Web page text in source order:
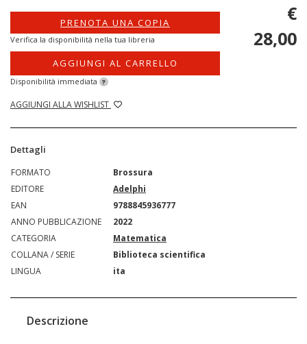
PRENOTA UNA COPIA
Verifica la disponibilità nella tua libreria
AGGIUNGI AL CARRELLO
Disponibilità immediata ?
AGGIUNGI ALLA WISHLIST
€
28,00
Dettagli
FORMATO
Brossura
EDITORE
Adelphi
EAN
9788845936777
ANNO PUBBLICAZIONE
2022
CATEGORIA
Matematica
COLLANA / SERIE
Biblioteca scientifica
LINGUA
ita
Descrizione